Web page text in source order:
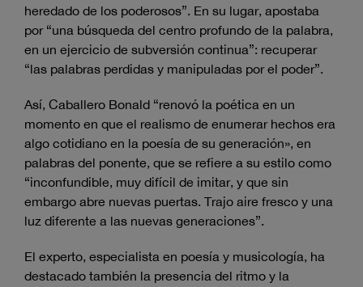
heredado de los poderosos”. En su lugar, apostaba
por “una búsqueda del centro profundo de la palabra,
en un ejercicio de subversión continua”: recuperar
“las palabras perdidas y manipuladas por el poder”.
Así, Caballero Bonald “renovó la poética en un
momento en que el realismo de enumerar hechos era
algo cotidiano en la poesía de su generación», en
palabras del ponente, que se refiere a su estilo como
“inconfundible, muy difícil de imitar, y que sin
embargo abre nuevas puertas. Trajo aire fresco y una
luz diferente a las nuevas generaciones”.
El experto, especialista en poesía y musicología, ha
destacado también la presencia del ritmo y la